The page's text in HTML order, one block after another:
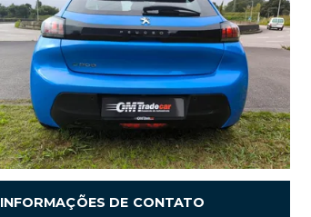
INFORMAÇÕES DE CONTATO